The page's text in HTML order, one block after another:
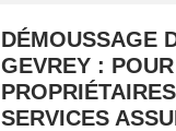
DÉMOUSSAGE
GEVREY :
SERVICES